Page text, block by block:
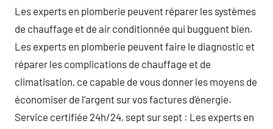
Les experts en plomberie peuvent réparer les systèmes
de chauffage et de air conditionnée qui bugguent bien.
Les experts en plomberie peuvent faire le diagnostic et
réparer les complications de chauffage et de
climatisation, ce capable de vous donner les moyens de
économiser de l’argent sur vos factures d’énergie.
Service certifiée 24h/24, sept sur sept : Les experts en